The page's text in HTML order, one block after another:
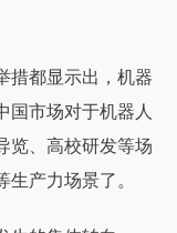
措都显示出，机器
国市场对于机器人
览、高校研发等场
产力场景了。